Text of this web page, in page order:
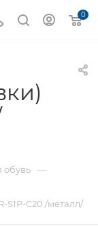
0
обувь —
S1P-C20 /металл/